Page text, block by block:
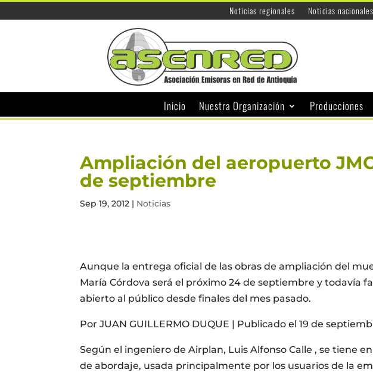
Noticias regionales Noticias nacionales
Inicio Nuestra Organización Producciones
Ampliación del aeropuerto
de septiembre
Sep 19, 2012 | Noticias
Aunque la entrega oficial de las obras de ampliación del
María Córdova será el próximo 24 de septiembre y todavía
abierto al público desde finales del mes pasado.
Por JUAN GUILLERMO DUQUE | Publicado el 19 de
Según el ingeniero de Airplan, Luis Alfonso Calle , se tiene
de abordaje, usada principalmente por los usuarios de la